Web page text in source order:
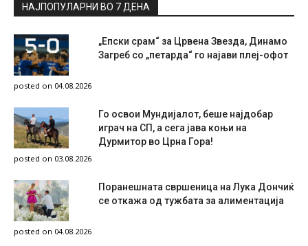
НАЈПОПУЛАРНИ ВО 7 ДЕНА
„Епски срам“ за Црвена Звезда, Динамо
Загреб со „петарда“ го најави плеј-офот
posted on 04.08.2026
Го освои Мундијалот, беше најдобар
играч на СП, а сега јава коњи на
Дурмитор во Црна Гора!
posted on 03.08.2026
Поранешната свршеница на Лука Дончиќ
се откажа од тужбата за алиментација
posted on 04.08.2026